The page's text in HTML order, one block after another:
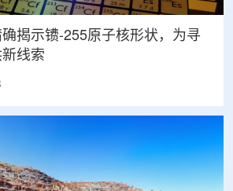
揭示镄-255原子核形状，为寻
线索